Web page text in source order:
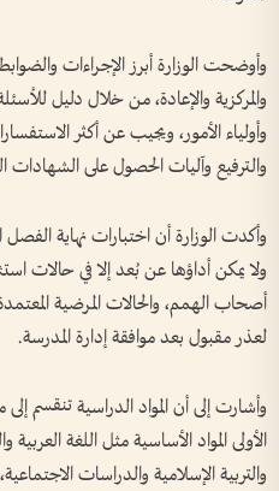
وأوضحت الوزارة أبرز الإجراءات والضوابط
والمركزية والإعادة، من خلال دليل
وأولياء الأمور، ويجيب عن أكثر
والترفيع وآليات الحصول على الشهادات
وأكدت الوزارة أن اختبارات نهاية
ولا يمكن أداؤها عن بُعد إلا في حالات
أصحاب الهمم، والحالات المرضية
لعذر مقبول بعد موافقة إدارة المدرسة.
وأشارت إلى أن المواد الدراسية تنقسم
الأولى المواد الأساسية مثل اللغة العربية
والتربية الإسلامية والدراسات